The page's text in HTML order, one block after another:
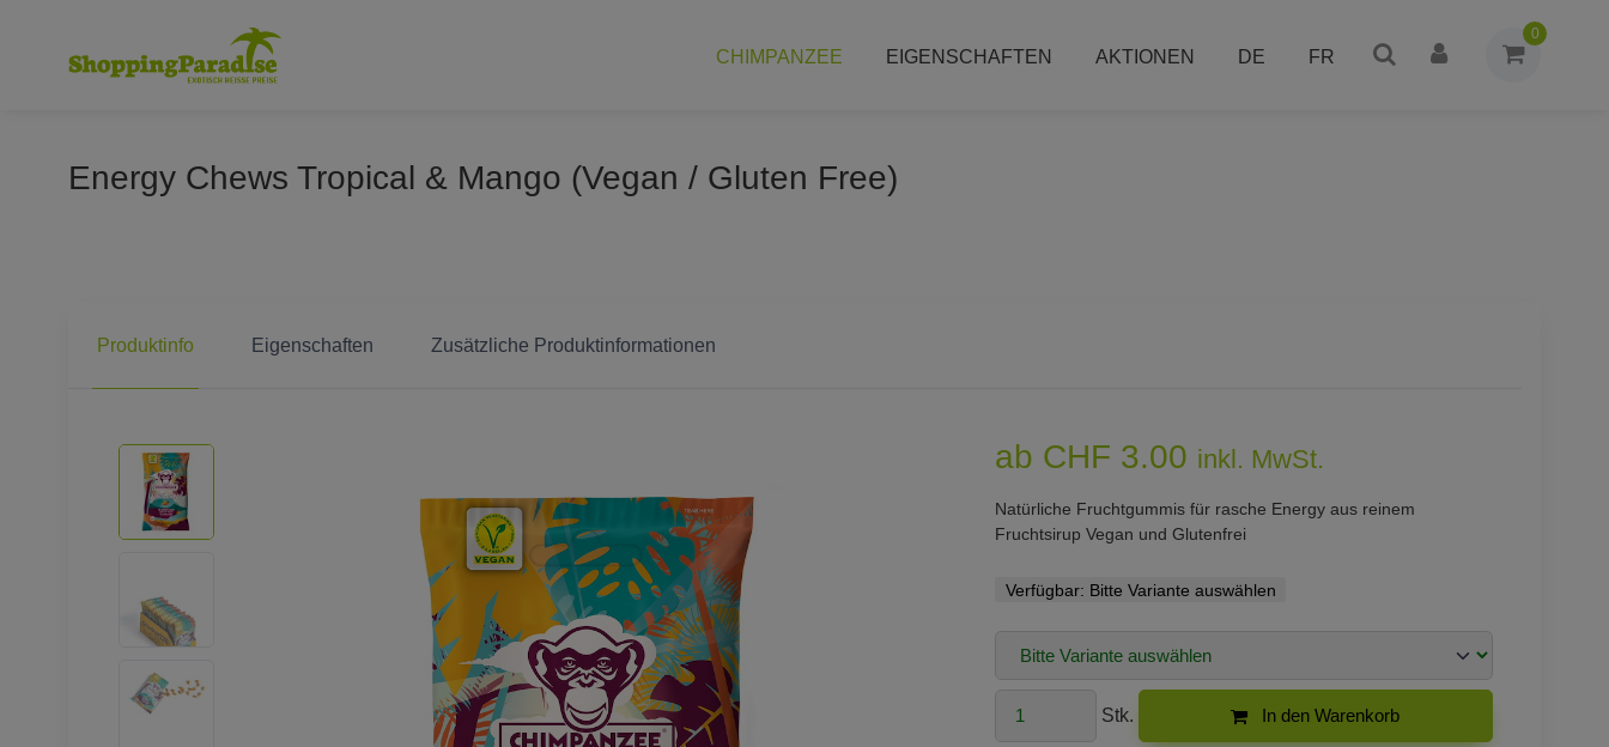
0
CHIMPANZEE EIGENSCHAFTEN AKTIONEN DE FR
Energy Chews Tropical & Mango (Vegan / Gluten Free)
Produktinfo Eigenschaften Zusätzliche Produktinformationen
ab CHF 3.00 inkl. MwSt.
Natürliche Fruchtgummis für rasche Energy aus reinem
Fruchtsirup Vegan und Glutenfrei
Verfügbar: Bitte Variante auswählen
Stk. In den Warenkorb